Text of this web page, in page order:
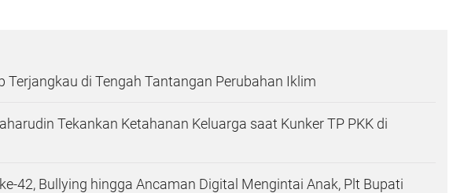
Terjangkau di Tengah Tantangan Perubahan Iklim
Tekankan Ketahanan Keluarga saat Kunker TP PKK di
42, Bullying hingga Ancaman Digital Mengintai Anak, Plt Bupati